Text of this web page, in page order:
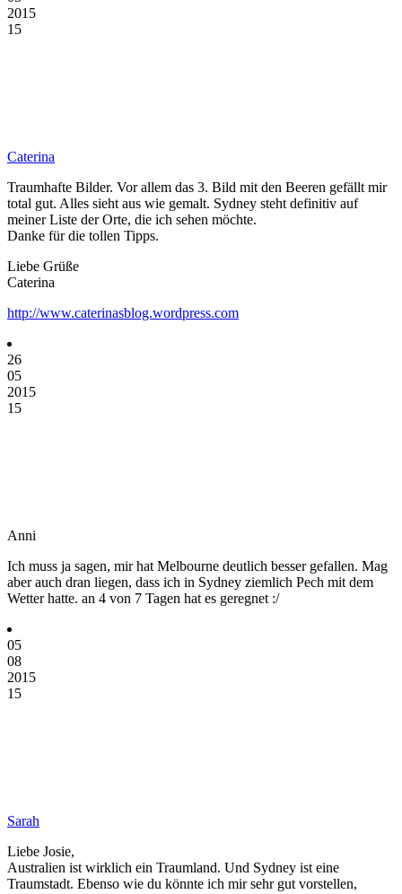
2015
15
Caterina
Traumhafte Bilder. Vor allem das 3. Bild mit den Beeren gefällt mir
total gut. Alles sieht aus wie gemalt. Sydney steht definitiv auf
meiner Liste der Orte, die ich sehen möchte.
Danke für die tollen Tipps.
Liebe Grüße
Caterina
http://www.caterinasblog.wordpress.com
26
05
2015
15
Anni
Ich muss ja sagen, mir hat Melbourne deutlich besser gefallen. Mag
aber auch dran liegen, dass ich in Sydney ziemlich Pech mit dem
Wetter hatte. an 4 von 7 Tagen hat es geregnet :/
05
08
2015
15
Sarah
Liebe Josie,
Australien ist wirklich ein Traumland. Und Sydney ist eine
Traumstadt. Ebenso wie du könnte ich mir sehr gut vorstellen,